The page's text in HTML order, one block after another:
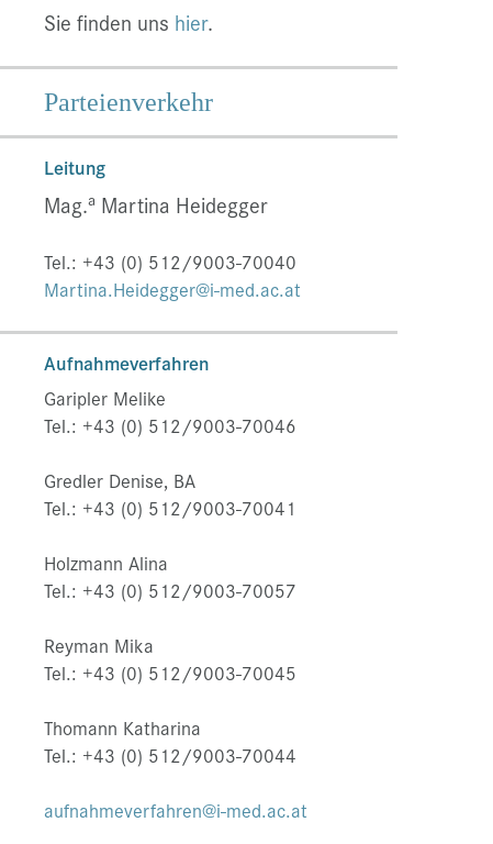
Sie finden uns hier.
Parteienverkehr
Leitung
Mag.a Martina Heidegger
Tel.: +43 (0) 512/9003-70040
Martina.Heidegger@i-med.ac.at
Aufnahmeverfahren
Garipler Melike
Tel.: +43 (0) 512/9003-70046
Gredler Denise, BA
Tel.: +43 (0) 512/9003-70041
Holzmann Alina
Tel.: +43 (0) 512/9003-70057
Reyman Mika
Tel.: +43 (0) 512/9003-70045
Thomann Katharina
Tel.: +43 (0) 512/9003-70044
aufnahmeverfahren@i-med.ac.at